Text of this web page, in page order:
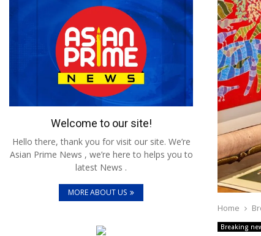
Home
Breaking
Welcome to our site!
Hello there, thank you for visit our site. We’re
Asian Prime News , we’re here to helps you to
latest News .
MORE ABOUT US